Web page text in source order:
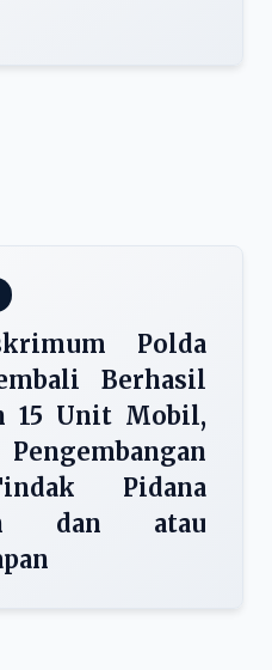
Polda
Berhasil
15 Unit Mobil,
Pidana
dan atau